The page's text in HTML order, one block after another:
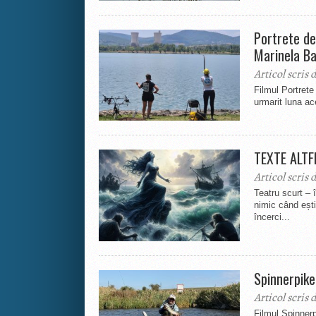
Portrete
Marinela
Articol scris
Filmul
urmarit luna
TEXTE
Articol scris
Teatru scurt –
nimic când
încerci...
Articol scris
Filmul